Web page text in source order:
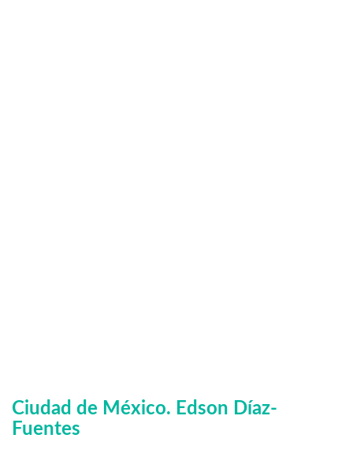
Ciudad de México. Edson Díaz-
Fuentes